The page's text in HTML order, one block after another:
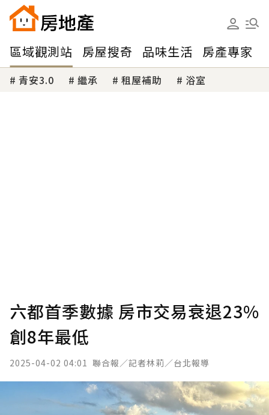
區域觀測站 房屋搜奇 品味生活 房產專家
青安3.0 繼承 租屋補助 浴室
六都首季數據 房市交易衰退23%
創8年最低
2025-04-02 04:01 聯合報／記者林莉／台北報導